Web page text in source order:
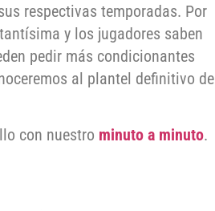
respectivas temporadas. Por
y los jugadores saben
pedir más condicionantes
al plantel definitivo de
con nuestro minuto a minuto.